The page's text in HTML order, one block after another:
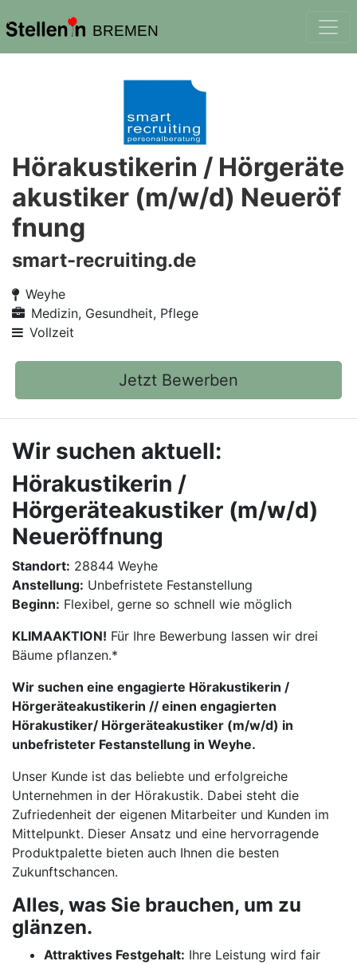
BREMEN
Hörakustikerin / Hörgeräte
akustiker (m/w/d) Neueröf
fnung
smart-recruiting.de
Weyhe
Medizin, Gesundheit, Pflege
Vollzeit
Jetzt Bewerben
Wir suchen aktuell:
Hörakustikerin /
Hörgeräteakustiker (m/w/d)
Neueröffnung
Standort: 28844 Weyhe
Anstellung: Unbefristete Festanstellung
Beginn: Flexibel, gerne so schnell wie möglich
KLIMAAKTION! Für Ihre Bewerbung lassen wir drei
Bäume pflanzen.*
Wir suchen eine engagierte Hörakustikerin /
Hörgeräteakustikerin // einen engagierten
Hörakustiker/ Hörgeräteakustiker (m/w/d) in
unbefristeter Festanstellung in Weyhe.
Unser Kunde ist das beliebte und erfolgreiche
Unternehmen in der Hörakustik. Dabei steht die
Zufriedenheit der eigenen Mitarbeiter und Kunden im
Mittelpunkt. Dieser Ansatz und eine hervorragende
Produktpalette bieten auch Ihnen die besten
Zukunftschancen.
Alles, was Sie brauchen, um zu
glänzen.
Attraktives Festgehalt: Ihre Leistung wird fair